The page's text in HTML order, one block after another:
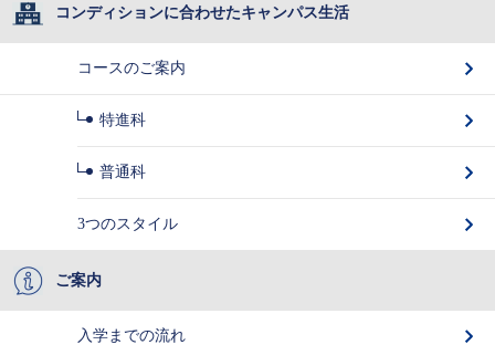
コンディションに合わせたキャンパス生活
コースのご案内
特進科
普通科
3つのスタイル
ご案内
入学までの流れ